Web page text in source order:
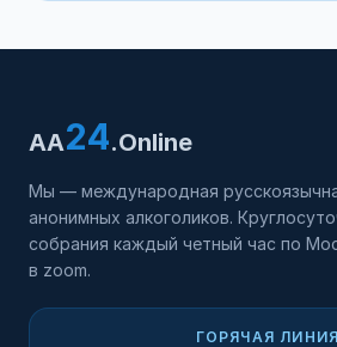
AA24.Online
Мы — международная
анонимных алкоголиков.
собрания каждый четный час по
в zoom.
ГОРЯЧАЯ ЛИНИЯ